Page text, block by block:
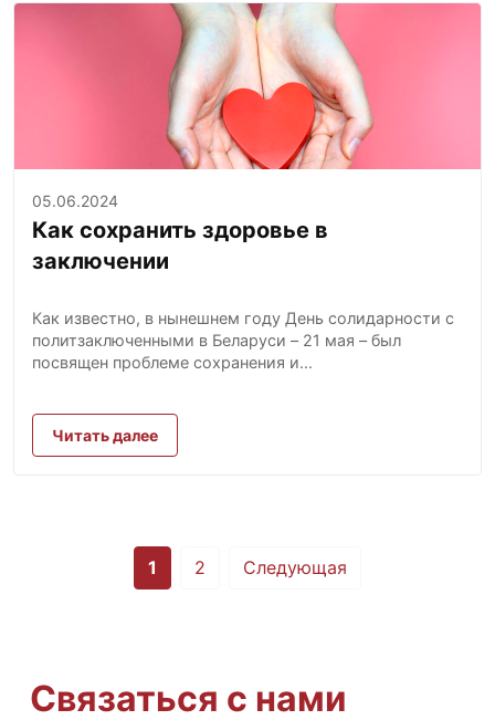
05.06.2024
Как сохранить здоровье в
заключении
Как известно, в нынешнем году День солидарности с
политзаключенными в Беларуси – 21 мая – был
посвящен проблеме сохранения и...
Читать далее
Пагинация
1 2 Следующая
Связаться с нами